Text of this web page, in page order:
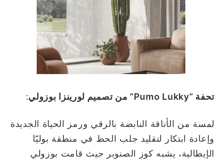
تحفة “Pumo Lukky” من تصميم لورينزا بوزولي:
لمسة من الأناقة النابضة بالرقي ورمز الحياة الجديدة
وإعادة ابتكار لتقليد جلب الحظ في منطقة بوليّا
الإيطالية، يشبه كوز الصنوبر حيث قامت بوزولي